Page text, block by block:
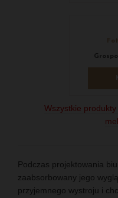
Wszystkie
Podczas projektowania
zaabsorbowany jego
przyjemnego wystroju i